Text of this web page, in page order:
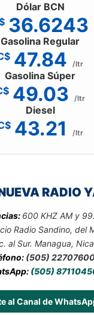
Dólar BCN
36.6243
Gasolina Regular
47.84 /ltr
Gasolina Súper
49.03 /ltr
Diesel
43.21 /ltr
RADIO
600 KHZ AM y
Radio Sandino, del
al Sur. Managua,
(505)
(505)
al Canal de